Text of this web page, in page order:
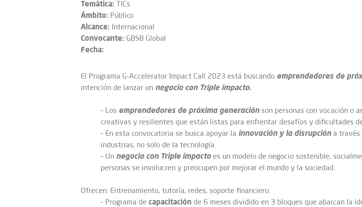
Temática: TICs
Ámbito: Público
Alcance: Internacional
Convocante: GBSB Global
Fecha:
El Programa G-Accelerator Impact Call 2023 está buscando emprendedores de
intención de lanzar un negocio con Triple impacto.
– Los emprendedores de próxima generaciónson personas con vocación o
creativas y resilientes que están listas para enfrentar desafíos y dificultades
– En esta convocatoria se busca apoyar la innovación y la disrupcióna través
industrias, no solo de la tecnología.
– Un negocio con Triple impacto es un modelo de negocio sostenible,
personas se involucren y preocupen por mejorar el mundo y la sociedad.
Ofrecen: Entrenamiento, tutoría, redes, soporte financiero:
– Programa de capacitación de 6 meses dividido en 3 bloques que abarcan la